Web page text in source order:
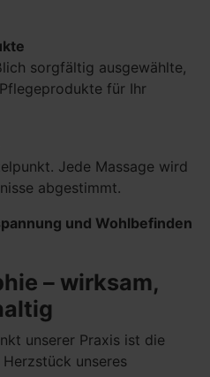
sorgfältig ausgewählte,
für Ihr
Jede Massage wird
abgestimmt.
und Wohlbefinden
– wirksam,
unserer Praxis ist die
Herzstück unseres